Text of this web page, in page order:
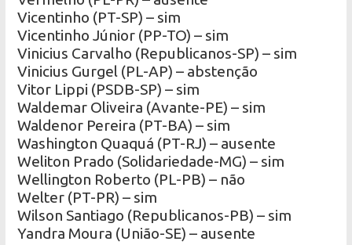
Vicentinho (PT-SP) – sim
Vicentinho Júnior (PP-TO) – sim
Vinicius Carvalho (Republicanos-SP) – sim
Vinicius Gurgel (PL-AP) – abstenção
Vitor Lippi (PSDB-SP) – sim
Waldemar Oliveira (Avante-PE) – sim
Waldenor Pereira (PT-BA) – sim
Washington Quaquá (PT-RJ) – ausente
Weliton Prado (Solidariedade-MG) – sim
Wellington Roberto (PL-PB) – não
Welter (PT-PR) – sim
Wilson Santiago (Republicanos-PB) – sim
Yandra Moura (União-SE) – ausente